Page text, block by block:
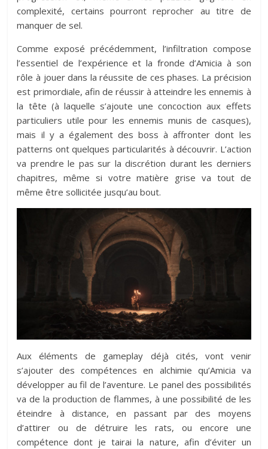
complexité, certains pourront reprocher au titre de
manquer de sel.
Comme exposé précédemment, l’infiltration compose
l’essentiel de l’expérience et la fronde d’Amicia à son
rôle à jouer dans la réussite de ces phases. La précision
est primordiale, afin de réussir à atteindre les ennemis à
la tête (à laquelle s’ajoute une concoction aux effets
particuliers utile pour les ennemis munis de casques),
mais il y a également des boss à affronter dont les
patterns ont quelques particularités à découvrir. L’action
va prendre le pas sur la discrétion durant les derniers
chapitres, même si votre matière grise va tout de
même être sollicitée jusqu’au bout.
Aux éléments de gameplay déjà cités, vont venir
s’ajouter des compétences en alchimie qu’Amicia va
développer au fil de l’aventure. Le panel des possibilités
va de la production de flammes, à une possibilité de les
éteindre à distance, en passant par des moyens
d’attirer ou de détruire les rats, ou encore une
compétence dont je tairai la nature, afin d’éviter un